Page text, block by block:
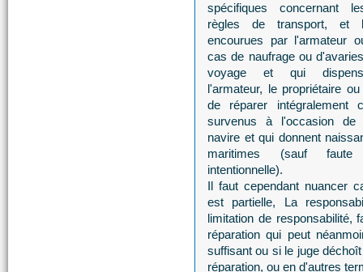
spécifiques concernant
règles de transport, et
encourues par l'armateur
cas de naufrage ou
voyage et qui
l'armateur, le propriétaire
de réparer intégralement
survenus à l'occasion de
navire et qui donnent
maritimes (sauf faute
intentionnelle).
Il faut cependant nuancer
est partielle, La
limitation de responsabilité,
réparation qui peut
suffisant ou si le juge
réparation, ou en d'autres